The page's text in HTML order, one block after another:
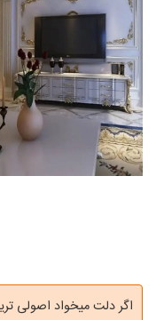
اگر دلت میخواد اصولی